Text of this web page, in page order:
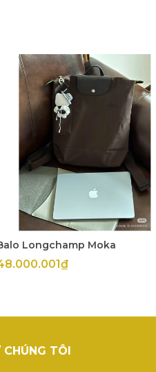
Longchamp Moka
TÔI